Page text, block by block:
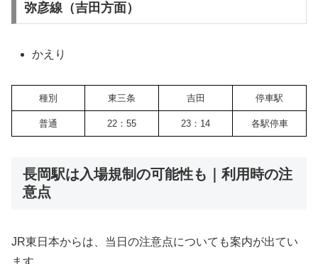
弥彦線（吉田方面）
かえり
種別 東三条 吉田 停車駅
普通 22：55 23：14 各駅停車
長岡駅は入場規制の可能性も｜利用時の注
意点
JR東日本からは、当日の注意点についても案内が出てい
ます。